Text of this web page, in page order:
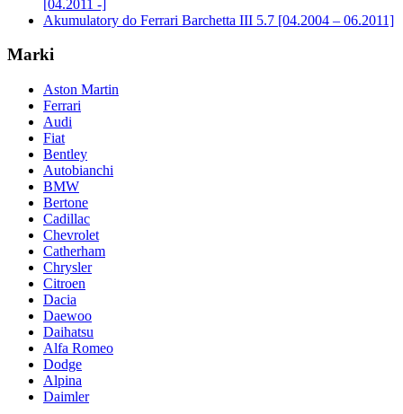
[04.2011 -]
Akumulatory do Ferrari Barchetta III 5.7 [04.2004 – 06.2011]
Marki
Aston Martin
Ferrari
Audi
Fiat
Bentley
Autobianchi
BMW
Bertone
Cadillac
Chevrolet
Catherham
Chrysler
Citroen
Dacia
Daewoo
Daihatsu
Alfa Romeo
Dodge
Alpina
Daimler